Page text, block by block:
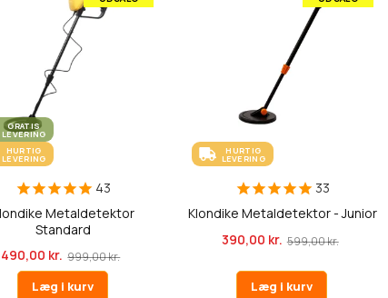
GRATIS
LEVERING
HURTIG
LEVERING
43
Metaldetektor
Standard
490,00 kr. 999,00 kr.
Læg i kurv
HURTIG
LEVERING
33
Klondike Metaldetektor - Junior
390,00 kr. 599,00 kr.
Læg i kurv